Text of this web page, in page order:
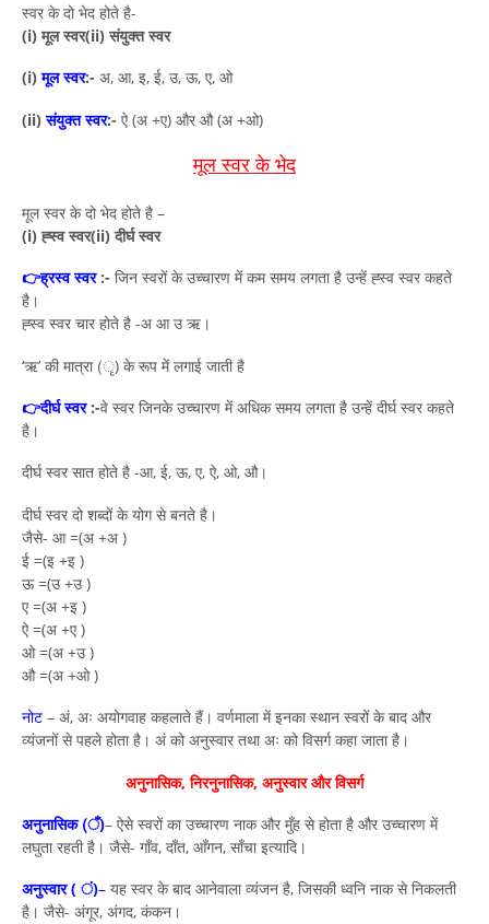
स्वर के दो भेद होते है-
(i) मूल स्वर(ii) संयुक्त स्वर
(i)मूल स्वर:- अ, आ, इ, ई, उ, ऊ, ए, ओ
(ii)संयुक्त स्वर:- ऐ (अ +ए) और औ (अ +ओ)
मूल स्वर के भेद
मूल स्वर के दो भेद होते है –
(i) ह्स्व स्वर(ii) दीर्घ स्वर
👉ह्रस्व स्वर:- जिन स्वरों के उच्चारण में कम समय लगता है उन्हें ह्स्व स्वर कहते
है।
ह्स्व स्वर चार होते है -अ आ उ ऋ।
‘ऋ’ की मात्रा (ृ) के रूप में लगाई जाती है
👉दीर्घ स्वर:-वे स्वर जिनके उच्चारण में अधिक समय लगता है उन्हें दीर्घ स्वर कहते
है।
दीर्घ स्वर सात होते है -आ, ई, ऊ, ए, ऐ, ओ, औ।
दीर्घ स्वर दो शब्दों के योग से बनते है।
जैसे- आ =(अ +अ )
ई =(इ +इ )
ऊ =(उ +उ )
ए =(अ +इ )
ऐ =(अ +ए )
ओ =(अ +उ )
औ =(अ +ओ )
नोट – अं, अः अयोगवाह कहलाते हैं। वर्णमाला में इनका स्थान स्वरों के बाद और
व्यंजनों से पहले होता है। अं को अनुस्वार तथा अः को विसर्ग कहा जाता है।
अनुनासिक, निरनुनासिक, अनुस्वारऔर विसर्ग
अनुनासिक (ँ)– ऐसे स्वरों का उच्चारण नाक और मुँह से होता है और उच्चारण में
लघुता रहती है। जैसे- गाँव, दाँत, आँगन, साँचा इत्यादि।
अनुस्वार ( ं)– यह स्वर के बाद आनेवाला व्यंजन है, जिसकी ध्वनि नाक से निकलती
है। जैसे- अंगूर, अंगद, कंकन।